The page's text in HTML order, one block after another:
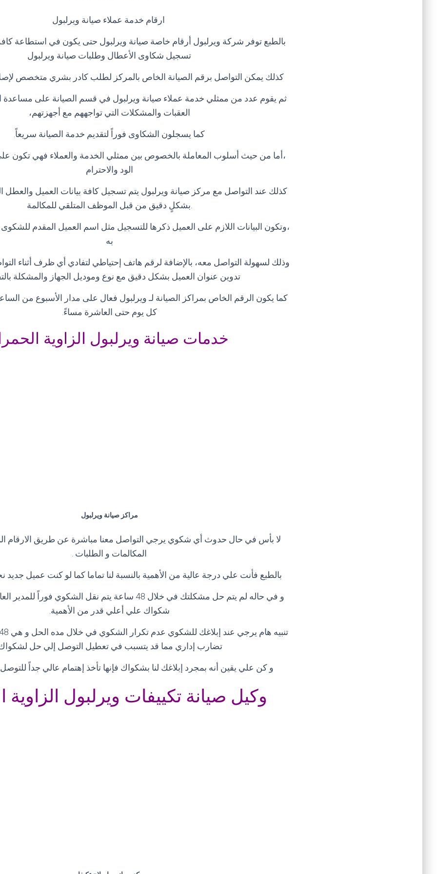
ارقام خدمة عملاء صيانة ويرلبول
بالطبع توفر شركة ويرلبول أرقام خاصة صيانة ويرلبول حتى يكون في استطاعة كافة
تسجيل شكاوى الأعطال وطلبات صيانة ويرلبول
كذلك يمكن التواصل برقم الصيانة الخاص بالمركز لطلب كادر بشري متخصص
ثم يقوم عدد من ممثلي خدمة عملاء صيانة ويرلبول في قسم الصيانة على مساعدة
العقبات والمشكلات التي تواجههم مع أجهزتهم،
كما يسجلون الشكاوى فوراً لتقديم خدمة الصيانة سريعاً.
،أما من حيث أسلوب المعاملة بالخصوص بين ممثلي الخدمة والعملاء فهي تكون
الود والاحترام
كذلك عند التواصل مع مركز صيانة ويرلبول يتم تسجيل كافة بيانات العميل والعطل
.بشكلٍ دقيق من قبل الموظف المتلقي للمكالمة
،وتكون البيانات اللازم على العميل ذكرها للتسجيل مثل اسم العميل المقدم
به
وذلك لسهولة التواصل معه، بالإضافة لرقم هاتف إحتياطي لتفادي أي ظرف أثناء
تدوين عنوان العميل بشكل دقيق مع نوع وموديل الجهاز والمشكلة
كما يكون الرقم الخاص بمراكز الصيانة لـ ويرلبول فعال على مدار الأسبوع من
كل يوم حتى العاشرة مساءً
خدمات صيانة ويرلبول الزاوية
مراكز صيانة ويرلبول
لا بأس في حال حدوث أي شكوي يرجي التواصل معنا مباشرة عن طريق الارقام
المكالمات و الطلبات
بالطبع فأنت علي درجة عالية من الأهمية بالنسبة لنا تماما كما لو كنت عميل
و في حاله لم يتم حل مشكلتك في خلال 48 ساعة يتم نقل الشكوي
شكواك علي أعلي قدر من الأهمية
تضارب إداري مما قد يتسبب في تعطيل التوصل إلي حل
و كن علي يقين أنه بمجرد إبلاغك لنا بشكواك فإنها تأخذ إهتمام عالي جداً
وكيل صيانة تكييفات ويرلبول الزاوية